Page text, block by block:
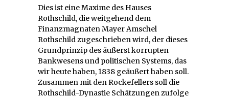
Dies ist eine Maxime des Hauses
Rothschild, die weitgehend dem
Finanzmagnaten Mayer Amschel
Rothschild zugeschrieben wird, der dieses
Grundprinzip des äußerst korrupten
Bankwesens und politischen Systems, das
wir heute haben, 1838 geäußert haben soll.
Zusammen mit den Rockefellers soll die
Rothschild-Dynastie Schätzungen zufolge